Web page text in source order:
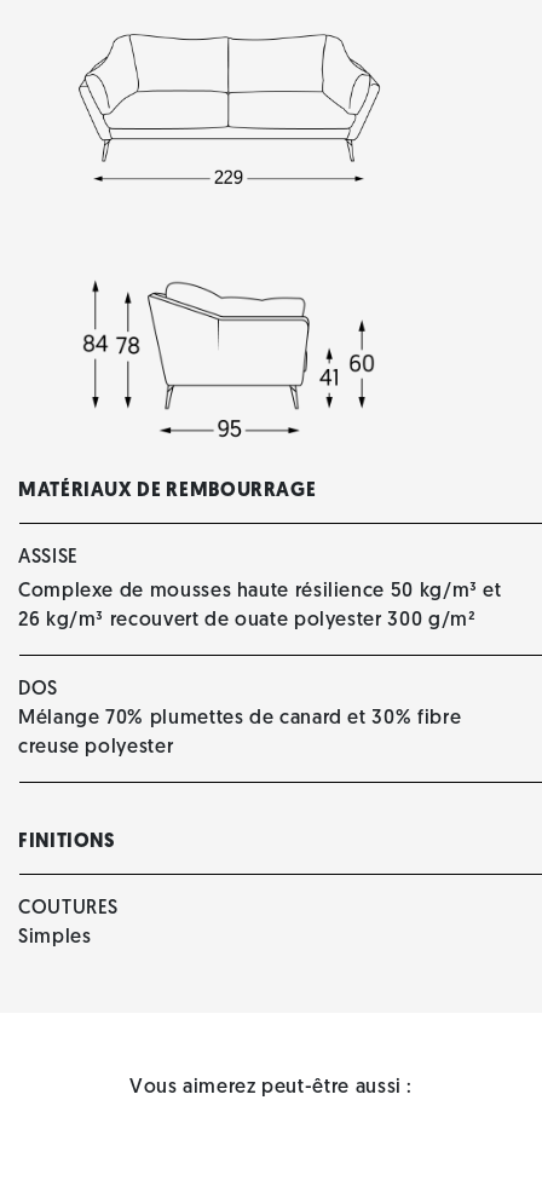
MATÉRIAUX DE REMBOURRAGE
ASSISE
Complexe de mousses haute résilience 50 kg/m³ et
26 kg/m³ recouvert de ouate polyester 300 g/m²
DOS
Mélange 70% plumettes de canard et 30% fibre
creuse polyester
FINITIONS
COUTURES
Simples
Vous aimerez peut-être aussi :